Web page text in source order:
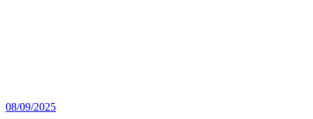
08/09/2025